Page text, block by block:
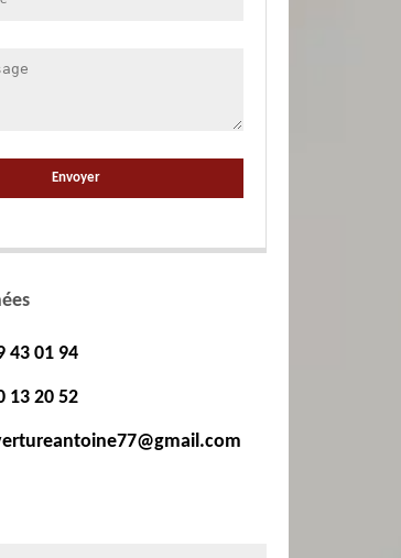
43 01 94
13 20 52